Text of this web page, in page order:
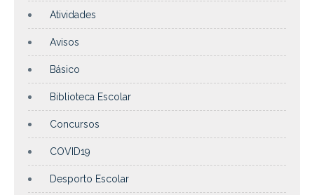
Atividades
Avisos
Básico
Biblioteca Escolar
Concursos
COVID19
Desporto Escolar